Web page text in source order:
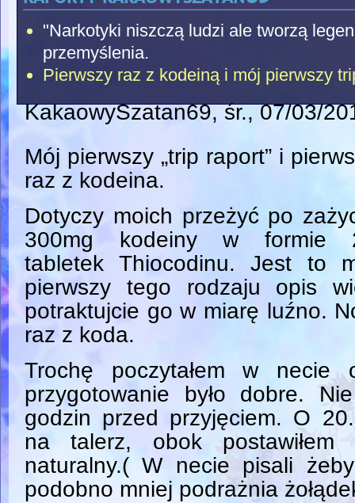
"Narkotyki niszczą ludzi ale tworzą
przemyślenia.
Pierwszy raz z kodeiną i mój pierwszy
KakaowySzatan69, śr., 07/03/
Mój pierwszy „trip raport” i
raz z kodeina.
Dotyczy moich przeżyć po
300mg kodeiny w formie
tabletek Thiocodinu. Jest to
pierwszy tego rodzaju opis
potraktujcie go w miarę luźno.
raz z koda.
Trochę poczytałem w
przygotowanie było dobre.
godzin przed przyjęciem. O
na talerz, obok
naturalny.( W necie pisali
podobno mniej podrażnia